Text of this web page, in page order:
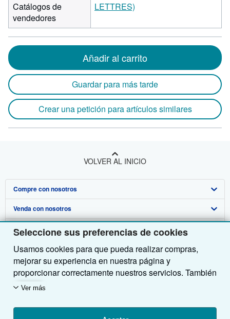
Seleccione sus preferencias de cookies
Usamos cookies para que pueda realizar compras,
mejorar su experiencia en nuestra página y
proporcionar correctamente nuestros servicios. También
utilizamos cookies para comprender el modo en que los
midiendo las visitas al sitio) y así poder realizar
Ver más
Catálogos de
vendedores
LETTRES)
Añadir al carrito
Guardar para más tarde
Crear una petición para artículos similares
VOLVER AL INICIO
Compre con nosotros
Búsqueda avanzada
Colecciones
Mi cuenta
Mis pedidos
Ver carrito
Venda con nosotros
Comenzar a vender
Únase a nuestro programa de afiliados
Recomiende un vendedor
Sobre nosotros
Sobre IberLibro
Medios
Empleo
Política de Privacidad
Obtener Ayuda
Preguntas frecuentes y guías
Atención al Cliente
Otras compañías de AbeBooks
AbeBooks.com
AbeBooks.co.uk
Siga a IberLibro